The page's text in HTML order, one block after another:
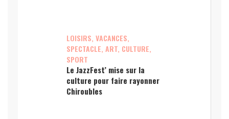
LOISIRS, VACANCES,
SPECTACLE, ART, CULTURE,
SPORT
Le JazzFest’ mise sur la
culture pour faire rayonner
Chiroubles